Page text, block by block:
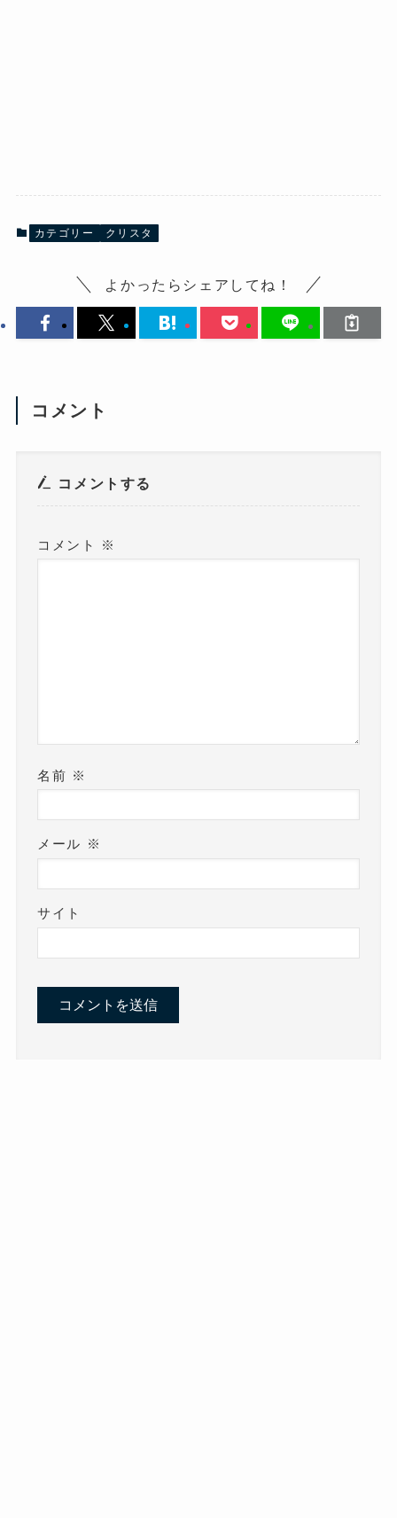
カテゴリー クリスタ
よかったらシェアしてね！
コメント
コメントする
コメント ※
名前 ※
メール ※
サイト